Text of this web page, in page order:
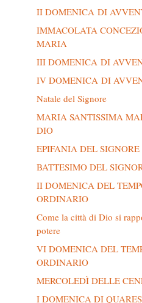
II DOMENICA DI
IMMACOLATA
MARIA
III DOMENICA DI
IV DOMENICA DI
Natale del Signore
MARIA SANTISSIMA
DIO
EPIFANIA DEL SIGNORE
BATTESIMO DEL
II DOMENICA DEL
ORDINARIO
Come la città di Dio si
potere
VI DOMENICA DEL
ORDINARIO
MERCOLEDÌ DELLE
I DOMENICA DI